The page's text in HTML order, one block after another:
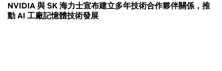
NVIDIA 與 SK 海力士宣布建立多年技術合作夥伴關係，推
動 AI 工廠記憶體技術發展